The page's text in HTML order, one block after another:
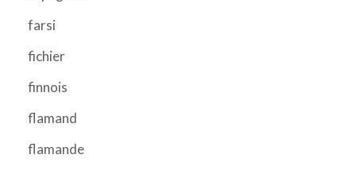
farsi
fichier
finnois
flamand
flamande